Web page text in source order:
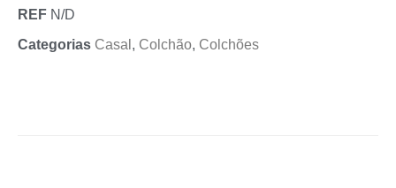
REF N/D
Categorias Casal , Colchão, Colchões